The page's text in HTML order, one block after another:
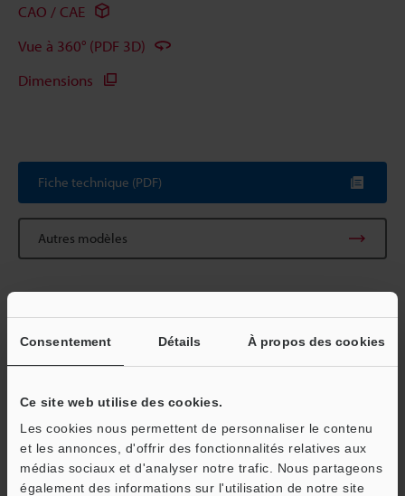
Consentement Détails À propos des cookies
Ce site web utilise des cookies.
Les cookies nous permettent de personnaliser le contenu
et les annonces, d'offrir des fonctionnalités relatives aux
médias sociaux et d'analyser notre trafic. Nous partageons
également des informations sur l'utilisation de notre site
CAO / CAE
Vue à 360° (PDF 3D)
Dimensions
Fiche technique (PDF)
Autres modèles
Guides techniques
CAO / CAE
Manuels
Posez vos questions